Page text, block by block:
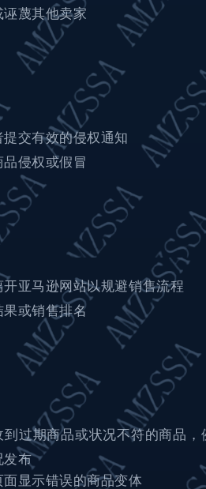
蔑其他卖家
交有效的侵权通知
侵权或假冒
亚马逊网站以规避销售流程
或销售排名
到过期商品或状况不符的商品，
发布
显示错误的商品变体